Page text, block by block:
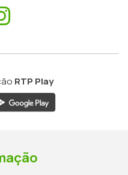
RTP Play